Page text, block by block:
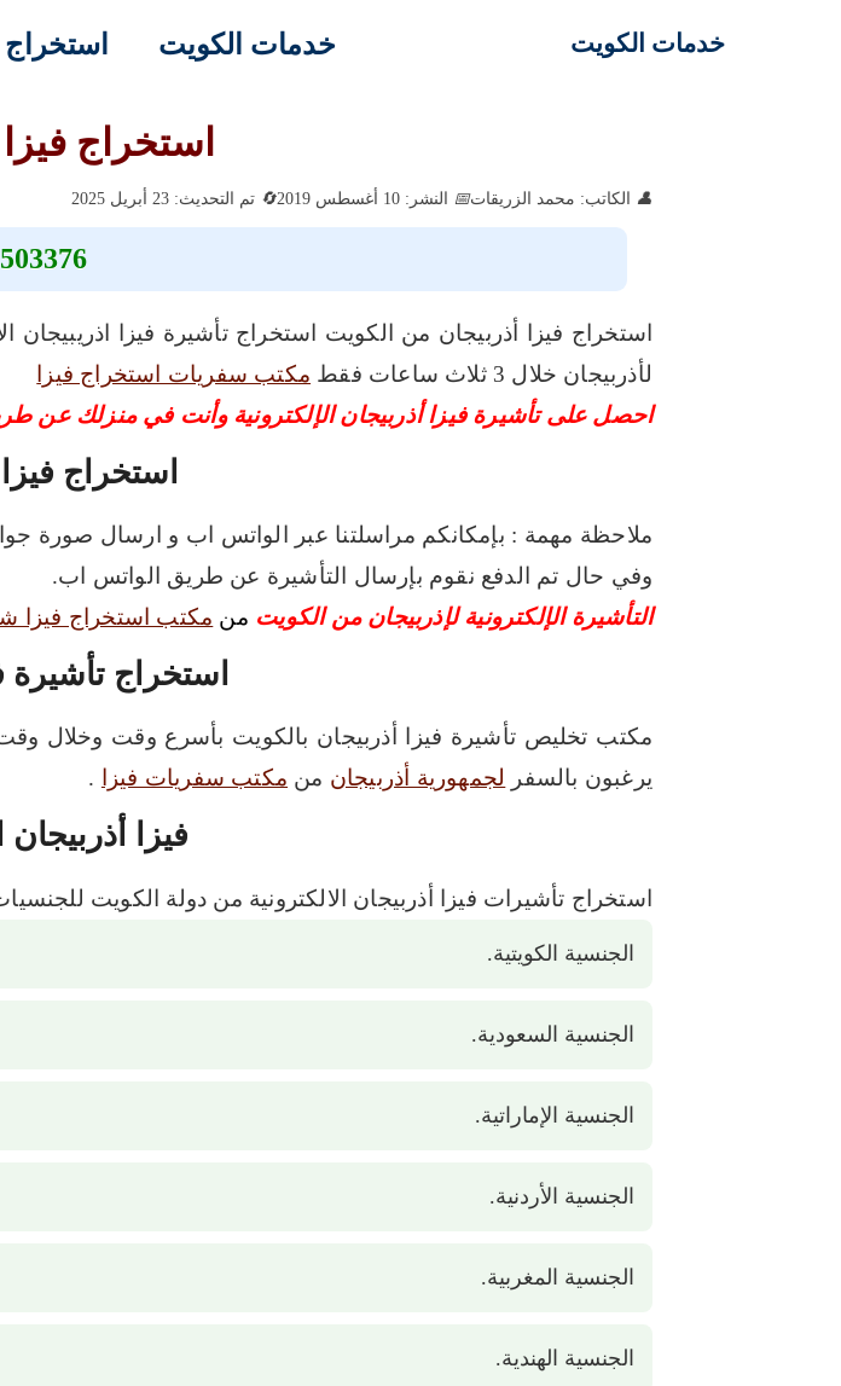
خدمات الكويت خدمات الكويت استخراج
استخراج
الكاتب: محمد الزريقات النشر: 10 أغسطس 2019 تم التحديث: 23 أبريل 2025
استخراج فيزا أذربيجان من الكويت استخراج تأشيرة فيزا اذريبيجان
لأذربيجان خلال 3 ثلاث ساعات فقط
مكتب سفريات استخراج فيزا
احصل على تأشيرة فيزا أذربيجان الإلكترونية وأنت في منزلك عن
استخراج
ملاحظة مهمة : بإمكانكم مراسلتنا عبر الواتس اب و ارسال صورة
وفي حال تم الدفع نقوم بإرسال التأشيرة عن طريق الواتس اب.
التأشيرة الإلكترونية لإذربيجان من الكويت من مكتب استخراج فيزا
استخراج تأشيرة
مكتب تخليص تأشيرة فيزا أذربيجان بالكويت بأسرع وقت وخلال
يرغبون بالسفر
لجمهورية أذربيجان من مكتب سفريات فيزا .
فيزا أذربيجان
استخراج تأشيرات فيزا أذربيجان الالكترونية من دولة الكويت
الجنسية الكويتية.
الجنسية السعودية.
الجنسية الإماراتية.
الجنسية الأردنية.
الجنسية المغربية.
الجنسية الهندية.